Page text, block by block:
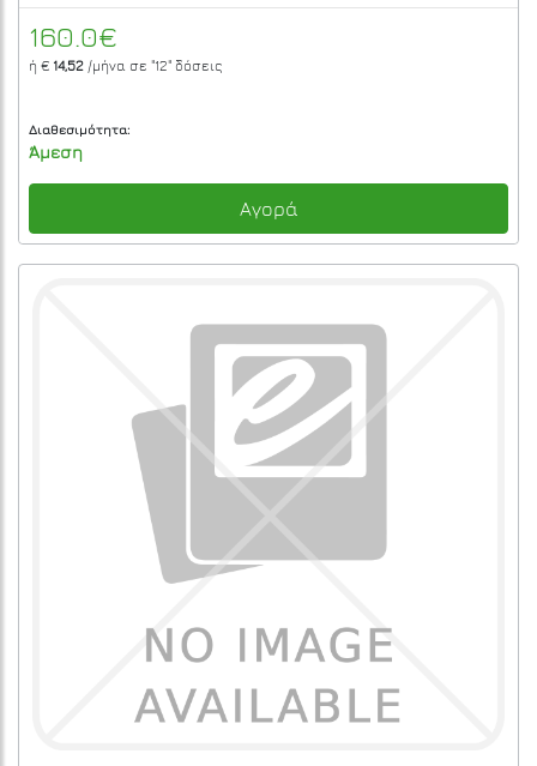
160.0€
ή € 14,52 /μήνα σε "12" δόσεις
Διαθεσιμότητα:
Άμεση
Αγορά